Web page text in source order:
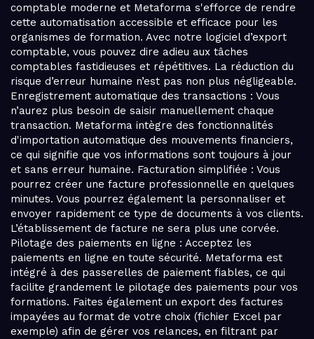
comptable moderne et Metaforma s'efforce de rendre
cette automatisation accessible et efficace pour les
organismes de formation. Avec notre logiciel d’export
comptable, vous pouvez dire adieu aux tâches
comptables fastidieuses et répétitives. La réduction du
risque d’erreur humaine n’est pas non plus négligeable.
Enregistrement automatique des transactions : Vous
n’aurez plus besoin de saisir manuellement chaque
transaction. Metaforma intègre des fonctionnalités
d'importation automatique des mouvements financiers,
ce qui signifie que vos informations sont toujours à jour
et sans erreur humaine. Facturation simplifiée : Vous
pourrez créer une facture professionnelle en quelques
minutes. Vous pourrez également la personnaliser et
envoyer rapidement ce type de documents à vos clients.
L’établissement de facture ne sera plus une corvée.
Pilotage des paiements en ligne : Acceptez les
paiements en ligne en toute sécurité. Metaforma est
intégré à des passerelles de paiement fiables, ce qui
facilite grandement le pilotage des paiements pour vos
formations. Faites également un export des factures
impayées au format de votre choix (fichier Excel par
exemple) afin de gérer vos relances, en filtrant par